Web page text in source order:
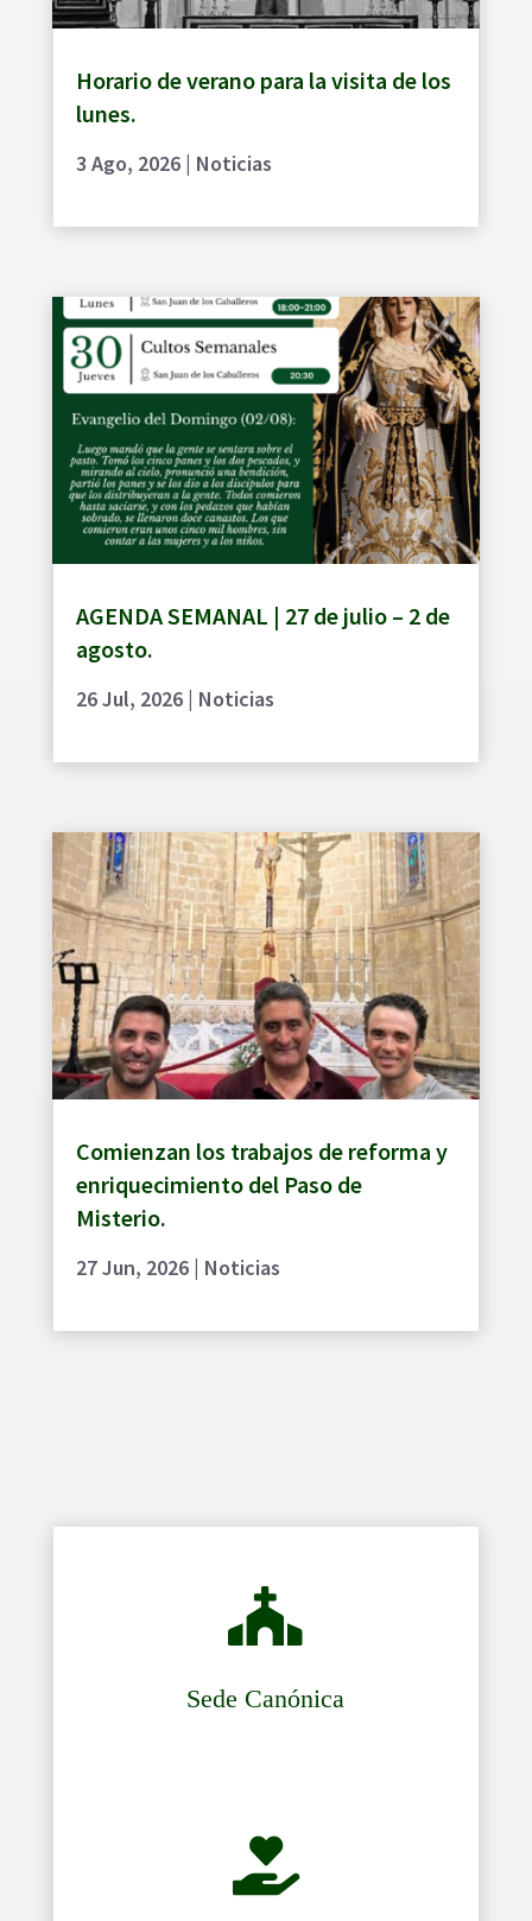
Horario de verano para la visita de los
lunes.
3 Ago, 2026| Noticias
AGENDA SEMANAL | 27 de julio – 2 de
agosto.
26 Jul, 2026| Noticias
Comienzan los trabajos de reforma y
enriquecimiento del Paso de
Misterio.
27 Jun, 2026| Noticias

Sede Canónica
